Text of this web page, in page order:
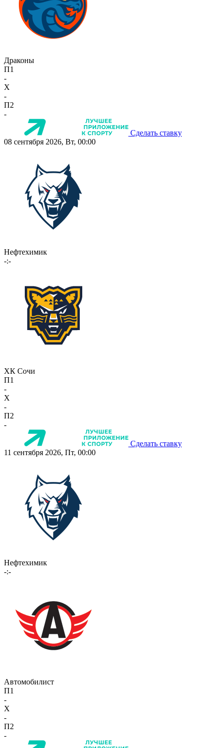
Драконы
П1
-
X
-
П2
-
Сделать ставку
08 сентября 2026, Вт, 00:00
Нефтехимик
-:-
ХК Сочи
П1
-
X
-
П2
-
Сделать ставку
11 сентября 2026, Пт, 00:00
Нефтехимик
-:-
Автомобилист
П1
-
X
-
П2
-